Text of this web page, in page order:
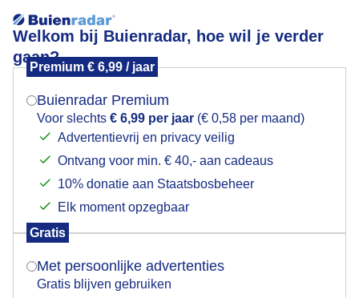
Welkom bij Buienradar, hoe wil je verder
gaan?
Premium € 6,99 / jaar
Buienradar Premium
Voor slechts € 6,99 per jaar (€ 0,58 per maand)
Advertentievrij en privacy veilig
Ontvang voor min. € 40,- aan cadeaus
10% donatie aan Staatsbosbeheer
Elk moment opzegbaar
Gratis
Met persoonlijke advertenties
Gratis blijven gebruiken
Mooie vrij zonnige dag, ook wat sluierwolken
Mogen we je locatie gebruiken voor het
Indien je hier nog geen akkoord op hebt gegeven,
verschijnt er zo een pop-up uit je browser waarin
Is goed, toon de popup